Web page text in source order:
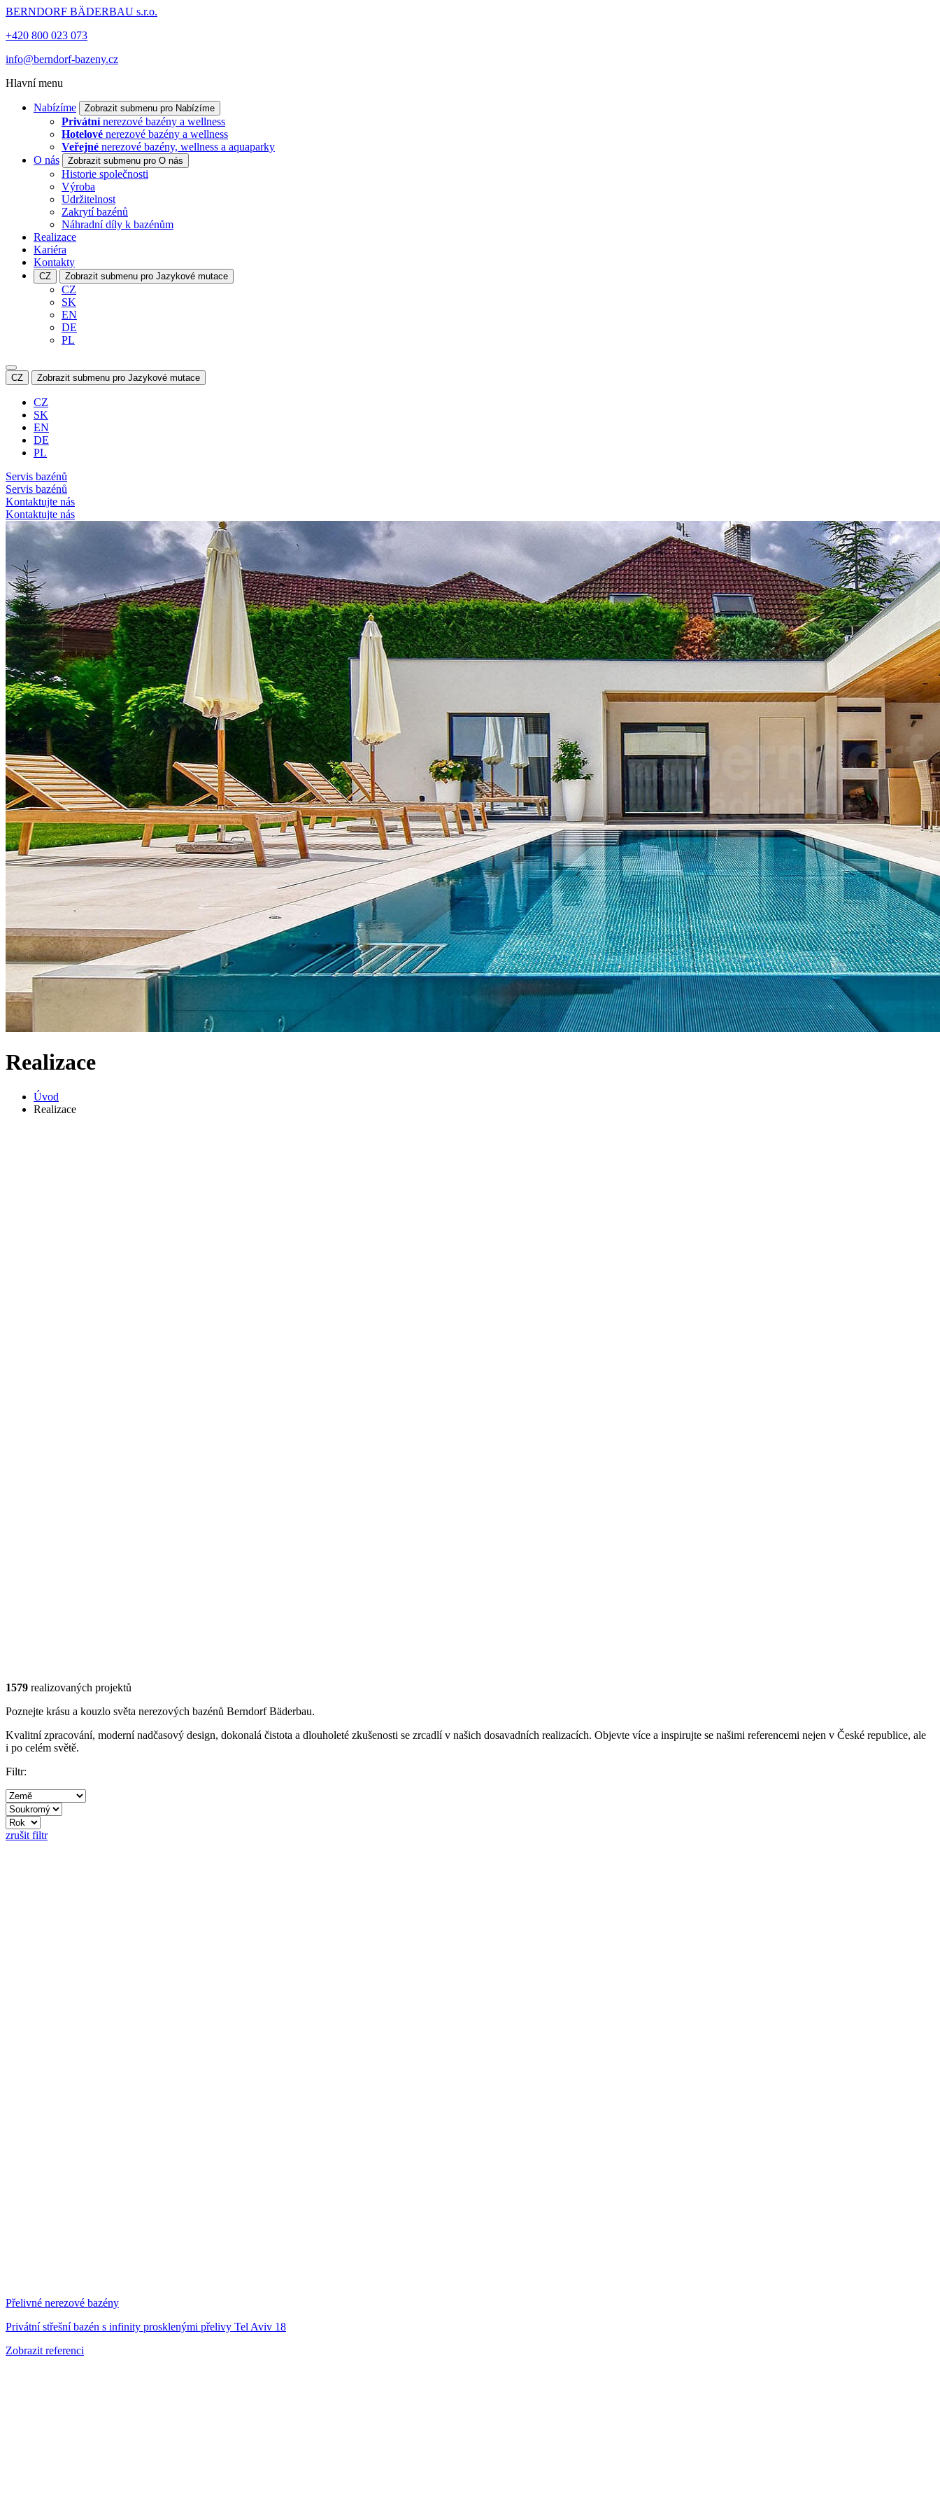
BERNDORF BÄDERBAU s.r.o.
+420 800 023 073
info@berndorf-bazeny.cz
Hlavní menu
Nabízíme Zobrazit submenu pro Nabízíme
Privátnínerezové bazény a wellness
Hotelové nerezové bazény a wellness
Veřejné nerezové bazény, wellness a aquaparky
O nás
Zobrazit submenu pro O nás
Historie společnosti
Výroba
Udržitelnost
Zakrytí bazénů
Náhradní díly k bazénům
Realizace
Kariéra
Kontakty
CZ Zobrazit submenu pro Jazykové mutace
CZ
SK
EN
DE
PL
CZ Zobrazit submenu pro Jazykové mutace
CZ
SK
EN
DE
PL
Servis bazénů
Servis bazénů
Kontaktujte nás
Kontaktujte nás
Realizace
Úvod
Realizace
1579 realizovaných projektů
Poznejte krásu a kouzlo světa nerezových bazénů Berndorf Bäderbau.
Kvalitní zpracování, moderní nadčasový design, dokonalá čistota a dlouholeté zkušenosti se zrcadlí v našich dosavadních realizacích. Objevte více a inspirujte se našimi referencemi nejen v České republice, ale
i po celém světě.
Filtr:
zrušit filtr
Přelivné nerezové bazény
Privátní střešní bazén s infinity prosklenými přelivy Tel Aviv 18
Zobrazit referenci